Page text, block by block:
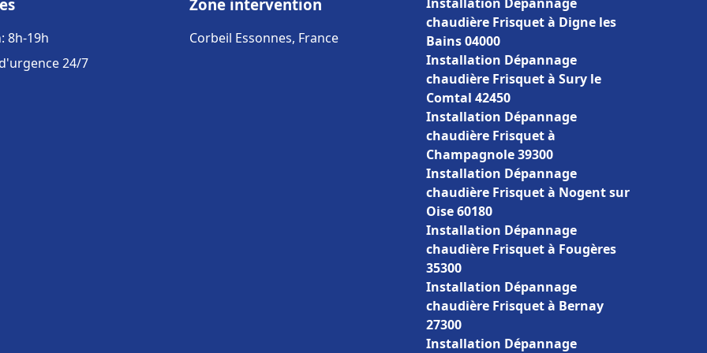
8h-19h
24/7
Zone intervention
Corbeil Essonnes, France
chaudière Frisquet à Digne les
Bains 04000
Installation Dépannage
chaudière Frisquet à Sury le
Comtal 42450
Installation Dépannage
chaudière Frisquet à
Champagnole 39300
Installation Dépannage
chaudière Frisquet à Nogent sur
Oise 60180
Installation Dépannage
chaudière Frisquet à Fougères
35300
Installation Dépannage
chaudière Frisquet à Bernay
27300
Installation Dépannage